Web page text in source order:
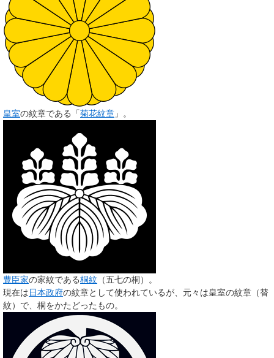
皇室の紋章である「菊花紋章 」。
豊臣家の家紋である桐紋 （五七の桐）。
現在は日本政府の紋章として使われているが、元々は皇室の紋章（替
紋）で、桐をかたどったもの。